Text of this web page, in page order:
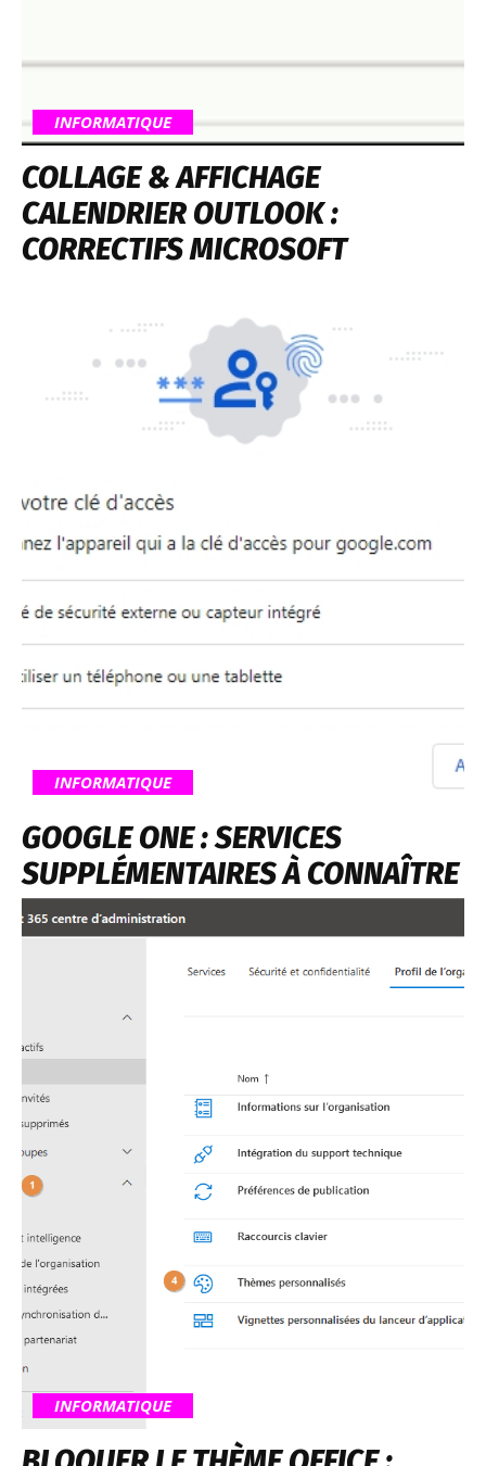
INFORMATIQUE
COLLAGE & AFFICHAGE
CALENDRIER OUTLOOK :
CORRECTIFS MICROSOFT
INFORMATIQUE
GOOGLE ONE : SERVICES
SUPPLÉMENTAIRES À CONNAÎTRE
INFORMATIQUE